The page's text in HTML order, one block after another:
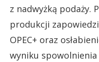
z nadwyżką podaży.
produkcji
OPEC+ oraz
wyniku